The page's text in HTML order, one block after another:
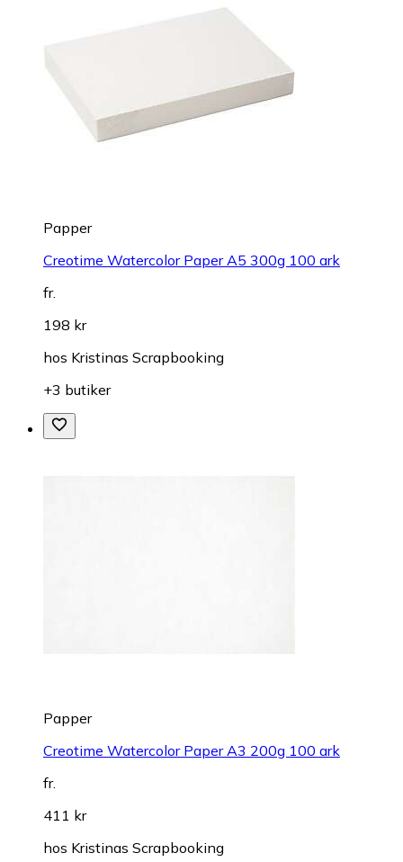
Papper
Creotime Watercolor Paper A5 300g 100 ark
fr.
198 kr
hos Kristinas Scrapbooking
+3 butiker
Papper
Creotime Watercolor Paper A3 200g 100 ark
fr.
411 kr
hos Kristinas Scrapbooking